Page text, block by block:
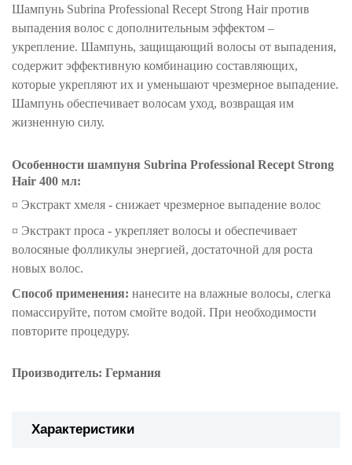
Шампунь Subrina Professional Recept Strong Hairпротив
выпадения волос с дополнительным эффектом –
укрепление. Шампунь, защищающий волосы от выпадения,
содержит эффективную комбинацию составляющих,
которые укрепляют их и уменьшают чрезмерное выпадение.
Шампунь обеспечивает волосам уход, возвращая им
жизненную силу.
Особенности шампуня Subrina Professional Recept Strong
Hair 400 мл:
¤ Экстракт хмеля - снижает чрезмерное выпадение волос
¤ Экстракт проса - укрепляет волосы и обеспечивает
волосяные фолликулы энергией, достаточной для роста
новых волос.
Способ применения: нанесите на влажные волосы, слегка
помассируйте, потом смойте водой. При необходимости
повторите процедуру.
Производитель: Германия
Характеристики